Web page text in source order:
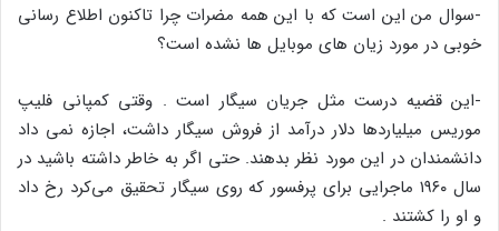
-سوال من این است که با این همه مضرات چرا تاکنون اطلاع رسانی
خوبی در مورد زیان های موبایل ها نشده است؟
-این قضیه درست مثل جریان سیگار است . وقتی کمپانی فلیپ
موریس میلیاردها دلار درآمد از فروش سیگار داشت، اجازه نمی داد
دانشمندان در این مورد نظر بدهند. حتی اگر به خاطر داشته باشید در
سال ۱۹۶۰ ماجرایی برای پرفسور که روی سیگار تحقیق می‌کرد رخ داد
و او را کشتند .